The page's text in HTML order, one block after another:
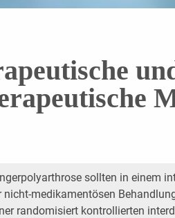
sollten in einem
nicht-medikamentösen
randomisiert kontrollierten